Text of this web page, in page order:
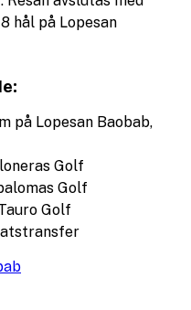
hål på Lopesan
på Lopesan Baobab,
Golf
Golf
Golf